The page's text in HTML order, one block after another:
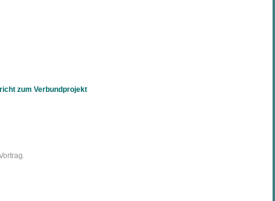
zum Verbundprojekt